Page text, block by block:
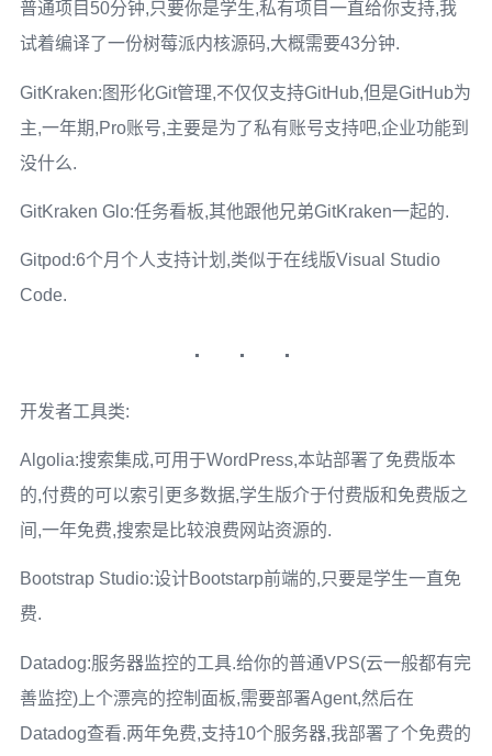
普通项目50分钟,只要你是学生,私有项目一直给你支持,我
试着编译了一份树莓派内核源码,大概需要43分钟.
GitKraken:图形化Git管理,不仅仅支持GitHub,但是GitHub为
主,一年期,Pro账号,主要是为了私有账号支持吧,企业功能到
没什么.
GitKraken Glo:任务看板,其他跟他兄弟GitKraken一起的.
Gitpod:6个月个人支持计划,类似于在线版Visual Studio
Code.
开发者工具类:
Algolia:搜索集成,可用于WordPress,本站部署了免费版本
的,付费的可以索引更多数据,学生版介于付费版和免费版之
间,一年免费,搜索是比较浪费网站资源的.
Bootstrap Studio:设计Bootstarp前端的,只要是学生一直免
费.
Datadog:服务器监控的工具.给你的普通VPS(云一般都有完
善监控)上个漂亮的控制面板,需要部署Agent,然后在
Datadog查看.两年免费,支持10个服务器,我部署了个免费的